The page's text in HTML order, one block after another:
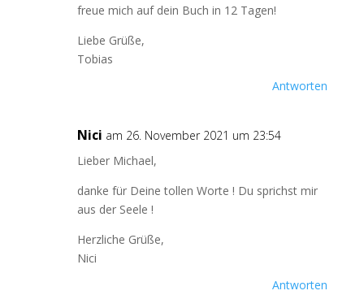
freue mich auf dein Buch in 12 Tagen!
Liebe Grüße,
Tobias
Antworten
Nici am 26. November 2021 um 23:54
Lieber Michael,
danke für Deine tollen Worte ! Du sprichst mir
aus der Seele !
Herzliche Grüße,
Nici
Antworten